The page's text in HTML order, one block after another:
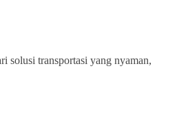
solusi transportasi yang nyaman,